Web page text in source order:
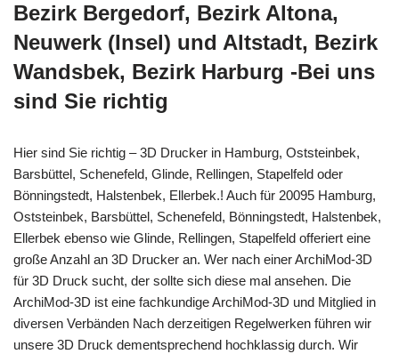
Bezirk Bergedorf, Bezirk Altona,
Neuwerk (Insel) und Altstadt, Bezirk
Wandsbek, Bezirk Harburg -Bei uns
sind Sie richtig
Hier sind Sie richtig – 3D Drucker in Hamburg, Oststeinbek,
Barsbüttel, Schenefeld, Glinde, Rellingen, Stapelfeld oder
Bönningstedt, Halstenbek, Ellerbek.! Auch für 20095 Hamburg,
Oststeinbek, Barsbüttel, Schenefeld, Bönningstedt, Halstenbek,
Ellerbek ebenso wie Glinde, Rellingen, Stapelfeld offeriert eine
große Anzahl an 3D Drucker an. Wer nach einer ArchiMod-3D
für 3D Druck sucht, der sollte sich diese mal ansehen. Die
ArchiMod-3D ist eine fachkundige ArchiMod-3D und Mitglied in
diversen Verbänden Nach derzeitigen Regelwerken führen wir
unsere 3D Druck dementsprechend hochklassig durch. Wir